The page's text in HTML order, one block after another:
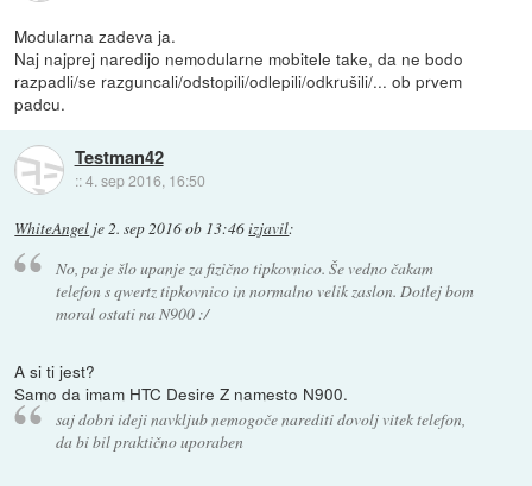
Modularna zadeva ja.
Naj najprej naredijo nemodularne mobitele take, da ne bodo
razpadli/se razguncali/odstopili/odlepili/odkrušili/... ob prvem
padcu.
Testman42
::4. sep 2016, 16:50
WhiteAngel je2. sep 2016 ob 13:46izjavil:
No, pa je šlo upanje za fizično tipkovnico. Še vedno čakam
telefon s qwertz tipkovnico in normalno velik zaslon. Dotlej bom
moral ostati na N900 :/
A si ti jest?
Samo da imam HTC Desire Z namesto N900.
saj dobri ideji navkljub nemogoče narediti dovolj vitek telefon,
da bi bil praktično uporaben